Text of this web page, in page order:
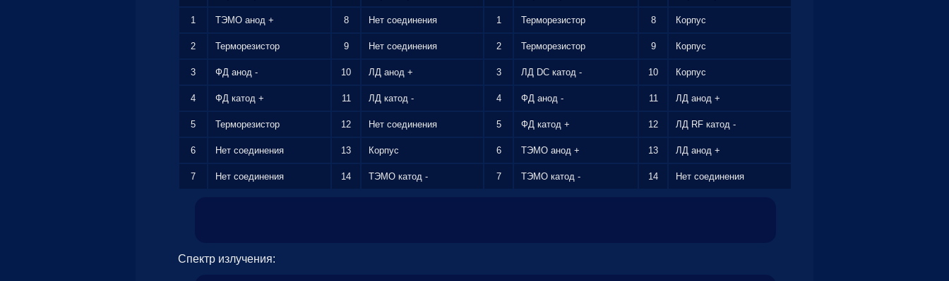
1 ТЭМО анод + 8 Нет соединения 1 Терморезистор 8 Корпус
2 Терморезистор 9 Нет соединения 2 Терморезистор 9 Корпус
3 ФД анод - 10 ЛД анод + 3 ЛД DC катод - 10 Корпус
4 ФД катод + 11 ЛД катод - 4 ФД анод - 11 ЛД анод +
5 Терморезистор 12 Нет соединения 5 ФД катод + 12 ЛД RF катод -
6 Нет соединения 13 Корпус 6 ТЭМО анод + 13 ЛД анод +
7 Нет соединения 14 ТЭМО катод - 7 ТЭМО катод - 14 Нет соединения
Спектр излучения: